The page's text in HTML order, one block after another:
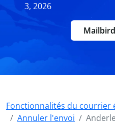
3, 2026
Fonctionnalités du courrier
Annuler l'envoi